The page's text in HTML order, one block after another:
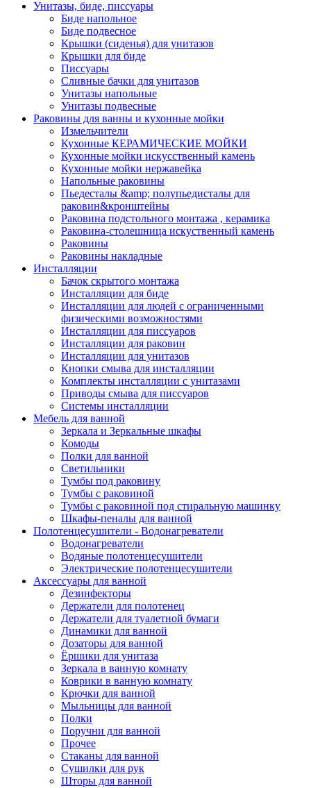
Унитазы, биде, писсуары
Биде напольное
Биде подвесное
Крышки (сиденья) для унитазов
Крышки для биде
Писсуары
Сливные бачки для унитазов
Унитазы напольные
Унитазы подвесные
Раковины для ванны и кухонные мойки
Измельчители
Кухонные КЕРАМИЧЕСКИЕ МОЙКИ
Кухонные мойки искусственный камень
Кухонные мойки нержавейка
Напольные раковины
Пьедесталы &amp; полупьедисталы для
раковин&кронштейны
Раковина подстольного монтажа , керамика
Раковина-столешница искуственный камень
Раковины
Раковины накладные
Инсталляции
Бачок скрытого монтажа
Инсталляции для биде
Инсталляции для людей с ограниченными
физическими возможностями
Инсталляции для писсуаров
Инсталляции для раковин
Инсталляции для унитазов
Кнопки смыва для инсталляции
Комплекты инсталляции с унитазами
Приводы смыва для писсуаров
Системы инсталляции
Мебель для ванной
Зеркала и Зеркальные шкафы
Комоды
Полки для ванной
Светильники
Тумбы под раковину
Тумбы с раковиной
Тумбы с раковиной под стиральную машинку
Шкафы-пеналы для ванной
Полотенцесушители - Водонагреватели
Водонагреватели
Водяные полотенцесушители
Электрические полотенцесушители
Аксессуары для ванной
Дезинфекторы
Держатели для полотенец
Держатели для туалетной бумаги
Динамики для ванной
Дозаторы для ванной
Ёршики для унитаза
Зеркала в ванную комнату
Коврики в ванную комнату
Крючки для ванной
Мыльницы для ванной
Полки
Поручни для ванной
Прочее
Стаканы для ванной
Сушилки для рук
Шторы для ванной